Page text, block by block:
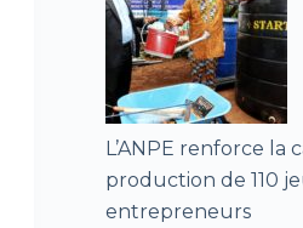
L’ANPE renforce la
production de 110
entrepreneurs